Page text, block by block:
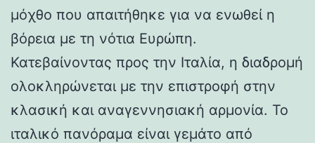
μόχθο που απαιτήθηκε για να ενωθεί η
βόρεια με τη νότια Ευρώπη.
Κατεβαίνοντας προς την Ιταλία, η διαδρομή
ολοκληρώνεται με την επιστροφή στην
κλασική και αναγεννησιακή αρμονία. Το
ιταλικό πανόραμα είναι γεμάτο από